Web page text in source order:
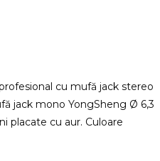
cu mufă jack stereo
jack mono YongSheng Ø 6,3
placate cu aur. Culoare